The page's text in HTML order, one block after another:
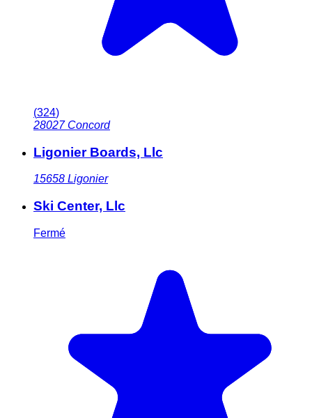
(324)
28027 Concord
Ligonier Boards, Llc
15658 Ligonier
Ski Center, Llc
Fermé